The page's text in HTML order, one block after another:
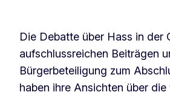
Die Debatte über Hass in der
aufschlussreichen Beiträgen
Bürgerbeteiligung zum
haben ihre Ansichten über